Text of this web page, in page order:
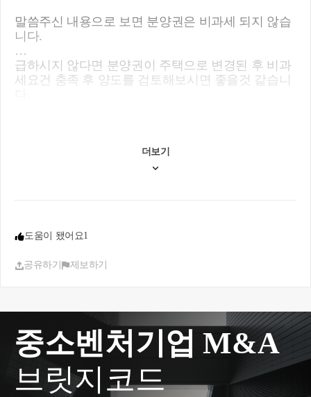
말씀주신 내용으로 보면 분양권은 비과세 되지 않습
니다.
급하시지 않다면 분양권이 주택으로 변경된 후 비과
세요건 충족 후 양도를 검토해보시면 좋을것 같습니
더보기
도움이 됐어요1
공유하기 제보하기
중소벤처기업 M&A
브릿지코드